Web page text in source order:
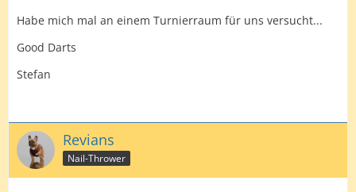
Habe mich mal an einem Turnierraum für uns versucht...
Good Darts
Stefan
Revians
Nail-Thrower